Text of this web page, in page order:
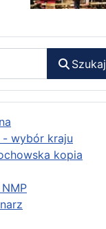
Szukaj
- wybór kraju
kopia